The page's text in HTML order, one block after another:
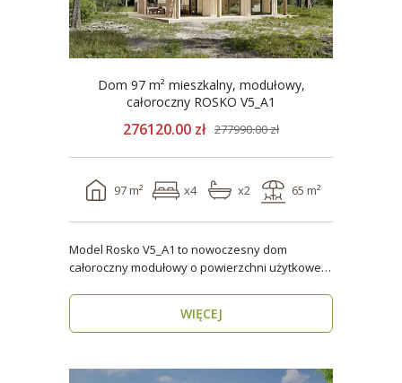
Dom 97 m² mieszkalny, modułowy,
całoroczny ROSKO V5_A1
276120.00 zł 277990.00 zł
97 m² x4 x2 65 m²
Model Rosko V5_A1 to nowoczesny dom
całoroczny modułowy o powierzchni użytkowej
WIĘCEJ